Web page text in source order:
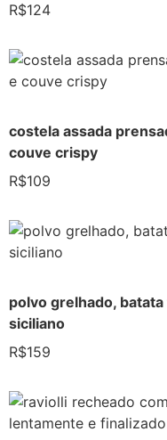
R$124
costela assada
couve crispy
R$109
polvo grelhado,
siciliano
R$159